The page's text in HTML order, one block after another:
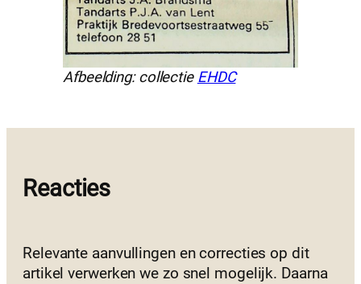
Afbeelding: collectie EHDC
Reacties
Relevante aanvullingen en correcties op dit
artikel verwerken we zo snel mogelijk. Daarna